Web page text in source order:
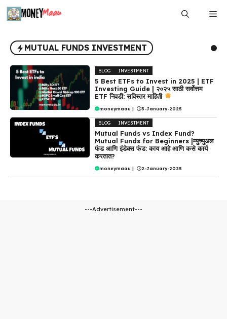
Skip
MUTUAL FUNDS INVESTMENT
BLOG INVESTMENT
5 Best ETFs to Invest in 2025 | ETF
Investing Guide | २०२५ साठी सर्वोत्तम
ETF निवडी: सविस्तर माहिती
moneymaau | 3-January-2025
BLOG INVESTMENT
Mutual Funds vs Index Fund?
Mutual Funds for Beginners |म्युच्युअल
फंड आणि इंडेक्स फंड: काय आहे आणि कसे कार्य
करतात?
moneymaau | 2-January-2025
---Advertisement---